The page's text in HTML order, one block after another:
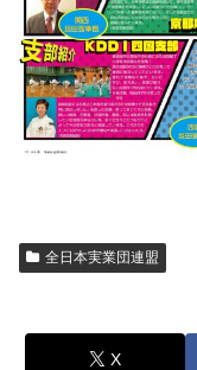
全日本実業団連盟
X